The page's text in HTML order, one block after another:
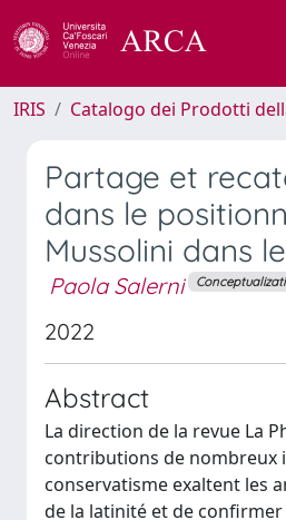
IRIS Catalogo dei Prodotti
Partage et
dans le
Mussolini dans
Paola Salerni
2022
Abstract
La direction de la revue La
contributions de nombreux
conservatisme exaltent les
de la latinité et de